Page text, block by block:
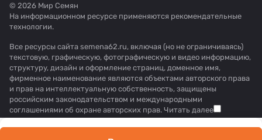
© 2026 Мир Семян
На информационном ресурсе применяются рекомендательные
технологии.
Все ресурсы сайта semena62.ru, включая (но не ограничиваясь)
текстовую, графическую, фотографическую и видео информацию,
структуру, дизайн и оформление страниц, доменное имя,
фирменное наименование являются объектами авторского права
и прав на интеллектуальную собственность, защищены
российским законодательством и международными
соглашениями об охране авторских прав. Читать далее